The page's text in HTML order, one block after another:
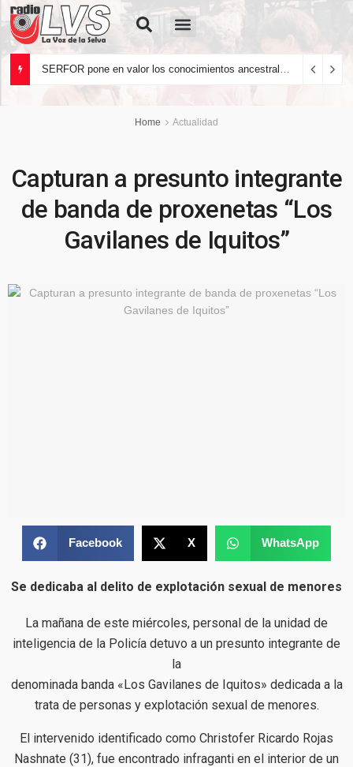
Home Actualidad
Capturan a presunto integrante
de banda de proxenetas “Los
Gavilanes de Iquitos”
Facebook X WhatsApp
Se dedicaba al delito de explotación sexual de menores
La mañana de este miércoles, personal de la unidad de
inteligencia de la Policía detuvo a un presunto integrante de
la
denominada banda «Los Gavilanes de Iquitos» dedicada a la
trata de personas y explotación sexual de menores.
El intervenido identificado como Christofer Ricardo Rojas
Nashnate (31), fue encontrado infraganti en el interior de un